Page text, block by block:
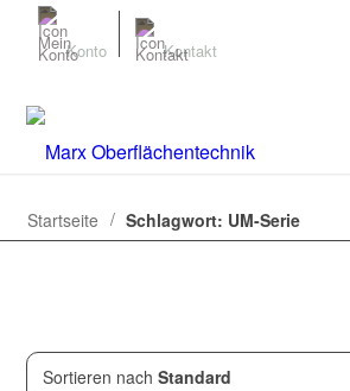
Konto Kontakt
Startseite / Schlagwort: UM-Serie
Sortieren nachStandard
Zeige5von5Produkten